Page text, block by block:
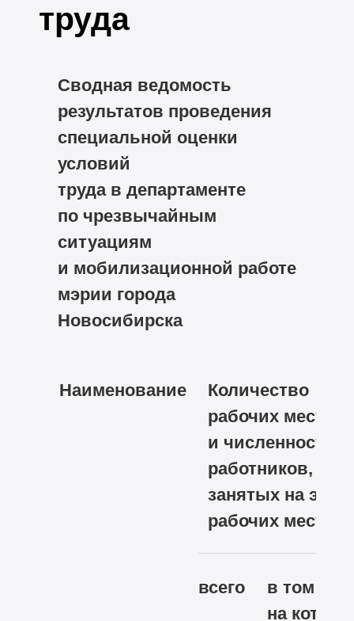
труда
Сводная ведомость
результатов проведения
специальной оценки
условий
труда в департаменте
по чрезвычайным
ситуациям
и мобилизационной работе
мэрии города
Новосибирска
Наименование
Количество
рабочих мест
и численность
работников,
занятых на этих
рабочих местах
всего
в том
на